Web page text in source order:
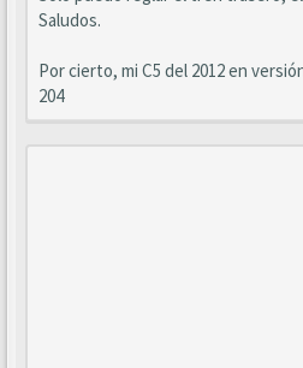
Saludos.
Por cierto, mi C5 del 2012 en
204